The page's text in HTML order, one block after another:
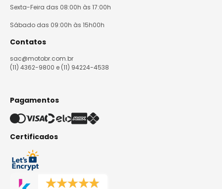
Sexta-Feira das 08:00h às 17:00h
Sábado das 09:00h às 15h00h
Contatos
sac@motobr.com.br
(11) 4362-9800 e (11) 94224-4538
Pagamentos
Certificados